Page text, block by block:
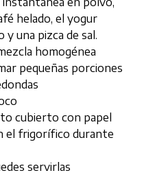
helado, el yogur
y una pizca de sal.
homogénea
pequeñas porciones
cubierto con papel
el frigorífico durante
servirlas